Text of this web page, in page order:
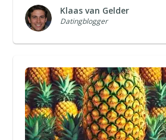
Klaas van Gelder
Datingblogger